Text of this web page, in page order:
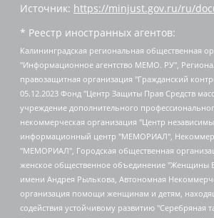
Источник: https://minjust.gov.ru/ru/
* Реестр иностранных агентов:
Калининградская региональная общественная организация "Экозащита!-Женсовет", Фонд содействия защите прав и свобод граждан "Общественный вердикт", Фонд "Институт Развития Свободы Информации", Частное учреждение "Информационное агентство МЕМО. РУ", Региональная общественная организация "Общественная комиссия по сохранению наследия академика Сахарова", Фонд поддержки свободы прессы, Санкт-Петербургская общественная правозащитная организация "Гражданский контроль", Межрегиональная общественная организация "Информационно-просветительский центр "Мемориал", Региональный Фонд "Центр Защиты Прав Средств Массовой Информации", с 05.12.2023 Фонд "Центр Защиты Прав Средств массовой информации", Региональная общественная благотворительная организация помощи беженцам и мигрантам "Гражданское содействие", Негосударственное образовательное учреждение дополнительного профессионального образования (повышение квалификации) специалистов "АКАДЕМИЯ ПО ПРАВАМ ЧЕЛОВЕКА", Свердловская региональная общественная организация "Сутяжник", Автономная некоммерческая организация "Центр независимых социологических исследований", Союз общественных объединений "Российский исследовательский центр по правам человека", Региональное общественное учреждение научно-информационный центр "МЕМОРИАЛ", Некоммерческая организация "Фонд защиты гласности", Автономная некоммерческая организация "Институт прав человека", Городская общественная организация "Екатеринбургское общество "МЕМОРИАЛ", Городская общественная организация "Рязанское историко-просветительское и правозащитное общество "Мемориал" (Рязанский Мемориал), Челябинский региональный орган общественной самодеятельности – женское общественное объединение "Женщины Евразии", Челябинский региональный орган общественной самодеятельности "Уральская правозащитная группа", Фонд содействия защите здоровья и социальной справедливости имени Андрея Рылькова, Автономная Некоммерческая Организация "Аналитический Центр Юрия Левады", Автономная некоммерческая организация социальной поддержки населения "Проект Апрель", Региональная